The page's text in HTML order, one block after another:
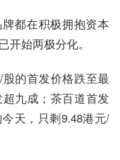
都在积极拥抱资本
开始两极分化。
的首发价格跌至最
九成；茶百道首发
天，只剩9.48港元/